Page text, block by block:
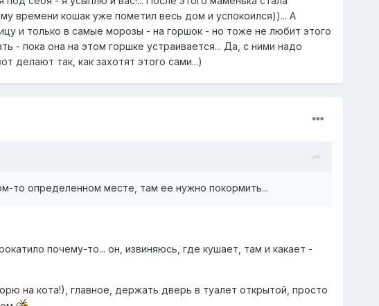
времени кошак уже пометил весь дом и успокоился))... А
и только в самые морозы - на горшок - но тоже не любит этого
- пока она на этом горшке устраивается... Да, с ними надо
делают так, как захотят этого сами...)
то определенном месте, там ее нужно покормить...
почему-то... он, извиняюсь, где кушает, там и какает -
на кота!), главное, держать дверь в туалет открытой, просто